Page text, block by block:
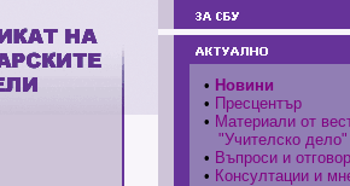
• Новини
• Пресцентър
• Материали от
"Учителско дело"
• Въпроси и
• Консултации и